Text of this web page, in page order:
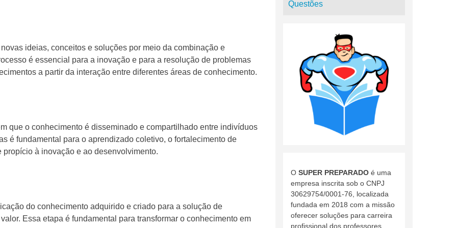
ideias, conceitos e soluções por meio da combinação e
é essencial para a inovação e para a resolução de problemas
a partir da interação entre diferentes áreas de conhecimento.
que o conhecimento é disseminado e compartilhado entre indivíduos
é fundamental para o aprendizado coletivo, o fortalecimento de
à inovação e ao desenvolvimento.
do conhecimento adquirido e criado para a solução de
Essa etapa é fundamental para transformar o conhecimento em
Questões
O SUPER PREPARADOé uma
empresa inscrita sob o CNPJ
30629754/0001-76, localizada
fundada em 2018 com a missão
oferecer soluções para carreira
profissional dos professores.